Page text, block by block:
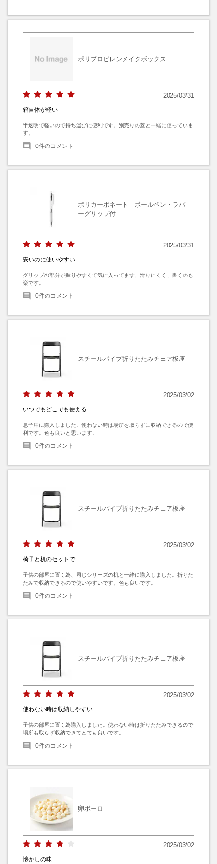
ポリプロピレンメイクボックス
2025/03/31
箱自体が軽い
半透明で軽いので持ち運びに便利です。別売りの蓋と一緒に使っていま
す。
0件のコメント
ポリカーボネート ボールペン・ラバ
ーグリップ付
2025/03/31
安いのに使いやすい
グリップの部分が握りやすくて気に入ってます。滑りにくく、書くのも
楽です。
0件のコメント
スチールパイプ折りたたみチェア板座
2025/03/02
いつでもどこでも使える
息子用に購入しました。使わない時は場所を取らずに収納できるので便
利です。色も良いと思います。
0件のコメント
スチールパイプ折りたたみチェア板座
2025/03/02
椅子と机のセットで
子供の部屋に置く為、同じシリーズの机と一緒に購入しました。折りた
たみで収納できるので使いやすいです。色も良いです。
0件のコメント
スチールパイプ折りたたみチェア板座
2025/03/02
使わない時は収納しやすい
子供の部屋に置く為購入しました。使わない時は折りたたみできるので
場所も取らず収納できてとても良いです。
0件のコメント
卵ボーロ
2025/03/02
懐かしの味